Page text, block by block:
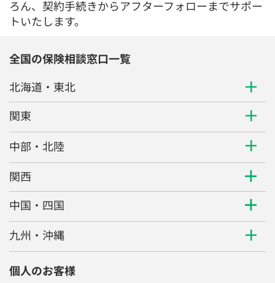
ろん、契約手続きからアフターフォローまでサポー
トいたします。
全国の保険相談窓口一覧
北海道・東北
関東
中部・北陸
関西
中国・四国
九州・沖縄
個人のお客様